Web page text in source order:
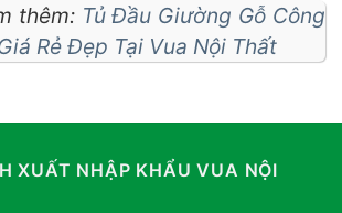
thêm: Tủ Đầu Giường Gỗ Công
Rẻ Đẹp Tại Vua Nội Thất
XUẤT NHẬP KHẨU VUA NỘI